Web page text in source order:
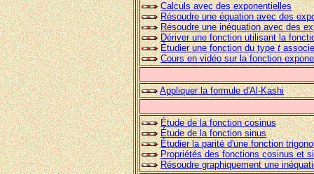
Calculs avec des exponentielles
Résoudre une équation avec des
Résoudre une inéquation avec des
Dériver une fonction utilisant la
Étudierune fonction du typet
Cours en vidéo sur la fonction
Appliquer la formule d'Al-Kashi
Étude de la fonction cosinus
Étude de la fonction sinus
Étudier la parité d'une fonction
Propriétés des fonctions cosinus et
Résoudre graphiquement une